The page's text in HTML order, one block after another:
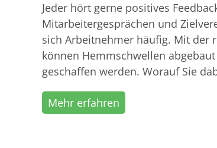
Jeder hört gerne positives
Mitarbeitergesprächen und
sich Arbeitnehmer häufig. Mit der
können Hemmschwellen
geschaffen werden. Worauf Sie
Mehr erfahren